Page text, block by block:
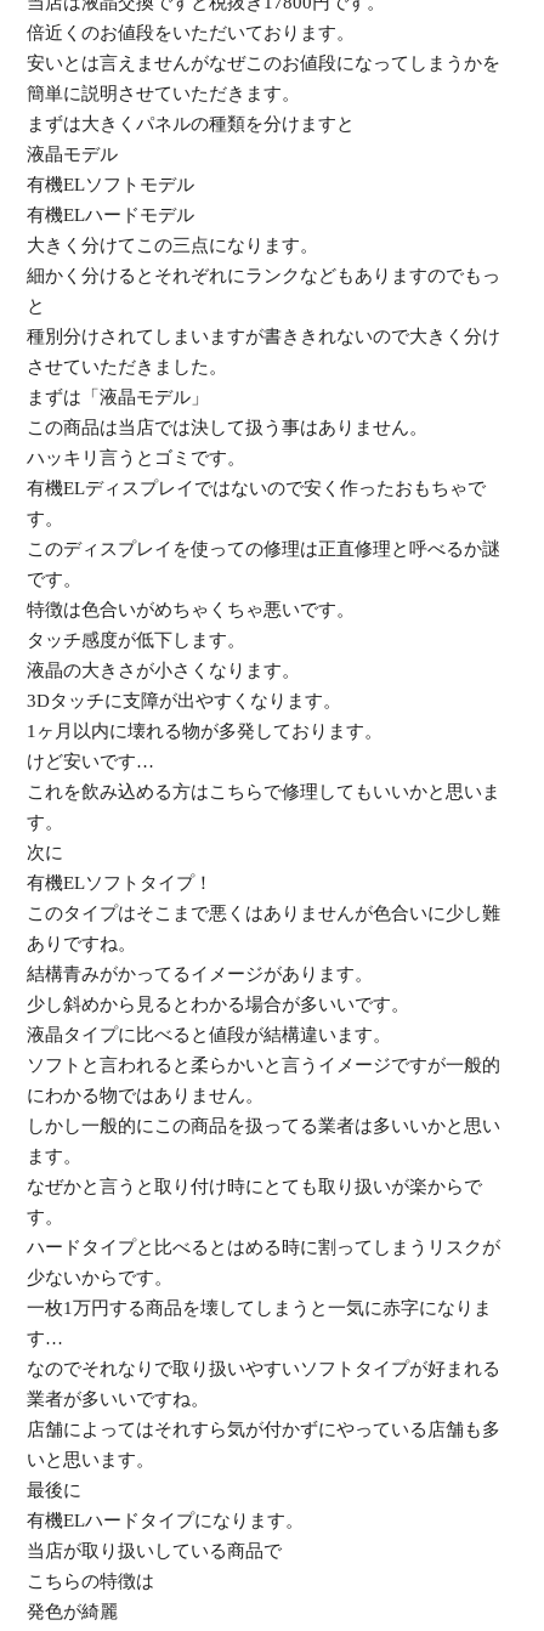
倍近くのお値段をいただいております。
安いとは言えませんがなぜこのお値段になってしまうかを
簡単に説明させていただきます。
まずは大きくパネルの種類を分けますと
液晶モデル
有機ELソフトモデル
有機ELハードモデル
大きく分けてこの三点になります。
細かく分けるとそれぞれにランクなどもありますのでもっ
と
種別分けされてしまいますが書ききれないので大きく分け
させていただき ました。
まずは「液晶モデル」
この商品は当店では決して扱う事はありません。
ハッキリ言うとゴミです。
有機ELディスプレイではないので安く作ったおもち ゃで
す。
このディスプレイを使っての修理は正直修理と呼べるか謎
です。
特徴は色合いがめちゃくちゃ悪いです。
タッチ感度が低下します。
液晶の大きさが小さくなります。
3Dタッチに支障が出やすくなります。
1ヶ月以内に壊れる物が多発しております。
けど安いです…
これを飲み込める方はこちらで修理してもいいかと思いま
す。
次に
有機ELソフトタイプ！
このタイプはそこまで悪くはありませんが色合いに少し難
ありですね。
結構青みがかってるイメージがあります。
少し斜めから見るとわかる場合が多いいです。
液晶タイプに比べると値段が結構違います。
ソフトと言われると柔らかいと言うイメージですが一般的
にわかる物ではありません。
しかし一般的にこの商品を扱ってる業者は多いいかと思い
ます。
なぜかと言うと取り付け時にとても取り扱いが楽からで
す。
ハードタイプと比べるとはめる時に割ってしまうリスクが
少ないからです。
一枚1万円する商品を壊してしまうと一気に赤字になりま
す…
なのでそれなりで取り扱いやすいソフトタイプが好まれる
業者が多いいですね。
店舗によってはそれすら気が付かずにやっている店舗も多
いと思い ます。
最後に
有機ELハードタイプになります。
当店が取り扱いしている商品で
こちらの特徴は
発色が綺麗